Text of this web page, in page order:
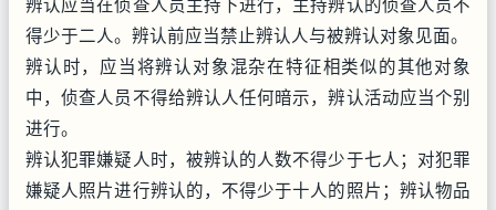
辨认应当在侦查人员主持下进行，主持辨认的侦查人员不
得少于二人。辨认前应当禁止辨认人与被辨认对象见面。
辨认时，应当将辨认对象混杂在特征相类似的其他对象
中，侦查人员不得给辨认人任何暗示，辨认活动应当个别
进行。
辨认犯罪嫌疑人时，被辨认的人数不得少于七人；对犯罪
嫌疑人照片进行辨认的，不得少于十人的照片；辨认物品